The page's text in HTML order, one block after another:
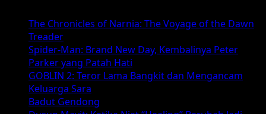
Belakang
Potensi
Film
Villain
DC
Ini
The Chronicles of Narnia: The Voyage of the Dawn
Treader
Spider-Man: Brand New Day, Kembalinya Peter
Parker yang Patah Hati
GOBLIN 2: Teror Lama Bangkit dan Mengancam
Keluarga Sara
Badut Gendong